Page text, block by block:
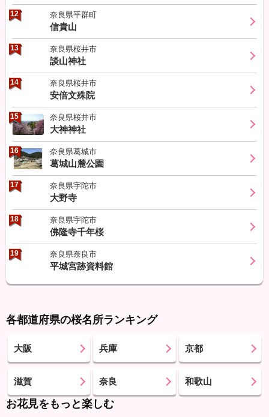
12 奈良県平群町
信貴山
13 奈良県桜井市
談山神社
14 奈良県桜井市
安倍文殊院
15 奈良県桜井市
大神神社
16 奈良県葛城市
葛城山麓公園
17 奈良県宇陀市
大野寺
18 奈良県宇陀市
佛隆寺千年桜
19 奈良県奈良市
平城宮跡資料館
各都道府県の桜名所ランキング
大阪 兵庫 京都
滋賀 奈良 和歌山
お花見をもっと楽しむ